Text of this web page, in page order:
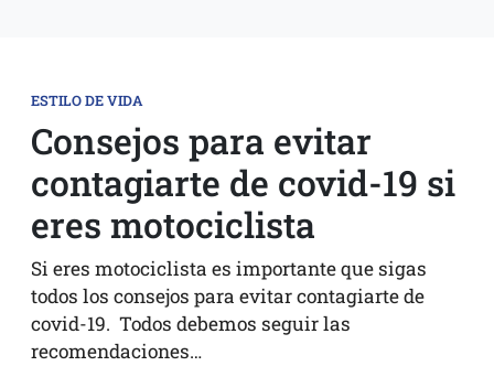
ESTILO DE VIDA
Consejos para evitar
contagiarte de covid-19 si
eres motociclista
Si eres motociclista es importante que sigas
todos los consejos para evitar contagiarte de
covid-19. Todos debemos seguir las
recomendaciones…